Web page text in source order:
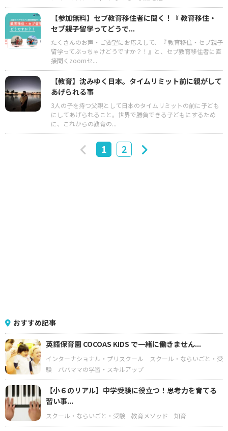
【参加無料】セブ教育移住者に聞く！『 教育移住・
セブ親子留学ってどうで...
たくさんのお声・ご要望にお応えして、『 教育移住・セブ親子
留学ってぶっちゃけどうですか？！』と、セブ教育移住者に直
接聞くzoomセ...
【教育】沈みゆく日本。タイムリミット前に親がして
あげられる事
3人の子を持つ父親として日本のタイムリミットの前に子ども
にしてあげられること。世界で勝負できる子どもにするため
に、これからの教育の...
1 2
おすすめ記事
英語保育園 COCOAS KIDS で一緒に働きません...
インターナショナル・プリスクール
スクール・ならいごと・受
験
パパママの学習・スキルアップ
【小６のリアル】中学受験に役立つ！思考力を育てる
習い事...
スクール・ならいごと・受験 教育メソッド 知育